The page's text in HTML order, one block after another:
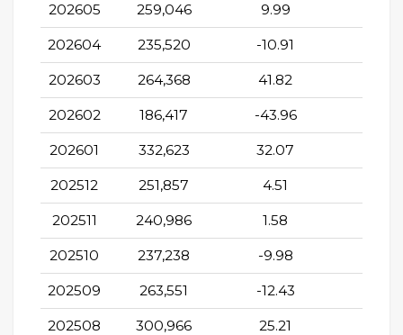
202605 259,046 9.99
202604 235,520 -10.91
202603 264,368 41.82
202602 186,417 -43.96
202601 332,623 32.07
202512 251,857 4.51
202511 240,986 1.58
202510 237,238 -9.98
202509 263,551 -12.43
202508 300,966 25.21